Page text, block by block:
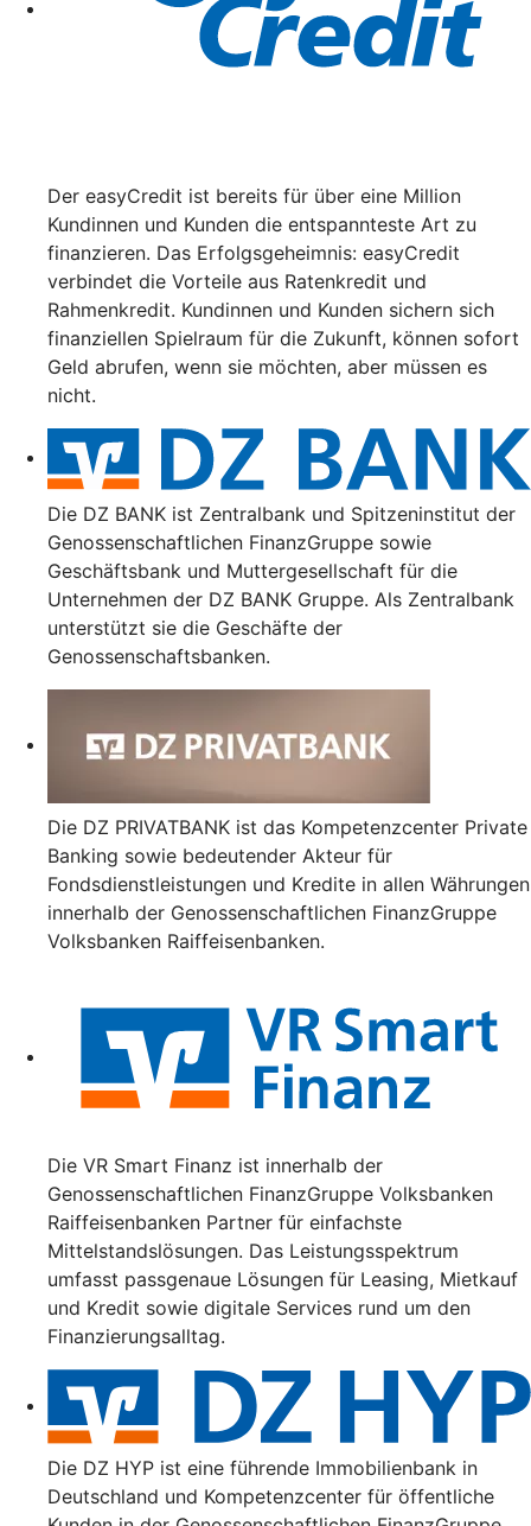
Der easyCredit ist bereits für über eine Million
Kundinnen und Kunden die entspannteste Art zu
finanzieren. Das Erfolgsgeheimnis: easyCredit
verbindet die Vorteile aus Ratenkredit und
Rahmenkredit. Kundinnen und Kunden sichern sich
finanziellen Spielraum für die Zukunft, können sofort
Geld abrufen, wenn sie möchten, aber müssen es
nicht.
Die DZ BANK ist Zentralbank und Spitzeninstitut der
Genossenschaftlichen FinanzGruppe sowie
Geschäftsbank und Muttergesellschaft für die
Unternehmen der DZ BANK Gruppe. Als Zentralbank
unterstützt sie die Geschäfte der
Genossenschaftsbanken.
Die DZ PRIVATBANK ist das Kompetenzcenter Private
Banking sowie bedeutender Akteur für
Fondsdienstleistungen und Kredite in allen Währungen
innerhalb der Genossenschaftlichen FinanzGruppe
Volksbanken Raiffeisenbanken.
Die VR Smart Finanz ist innerhalb der
Genossenschaftlichen FinanzGruppe Volksbanken
Raiffeisenbanken Partner für einfachste
Mittelstandslösungen. Das Leistungsspektrum
umfasst passgenaue Lösungen für Leasing, Mietkauf
und Kredit sowie digitale Services rund um den
Finanzierungsalltag.
Die DZ HYP ist eine führende Immobilienbank in
Deutschland und Kompetenzcenter für öffentliche